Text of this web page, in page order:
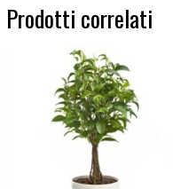
Prodotti correlati